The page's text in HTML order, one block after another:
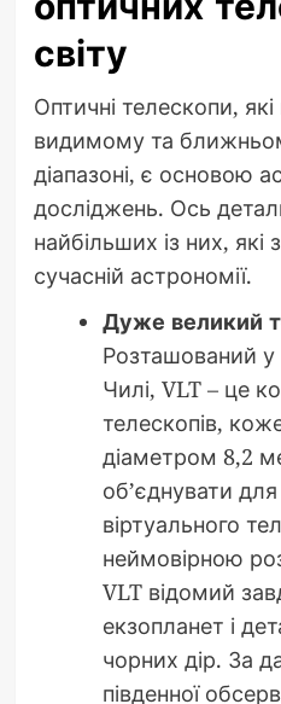
світу
Оптичні телескопи,
видимому та
діапазоні, є основою
досліджень. Ось
найбільших із них, які
сучасній астрономії.
Дуже великий
Розташований у
Чилі, VLT – це
телескопів,
діаметром 8,2
об’єднувати
віртуального
неймовірною
VLT відомий
екзопланет і
чорних дір. За
південної